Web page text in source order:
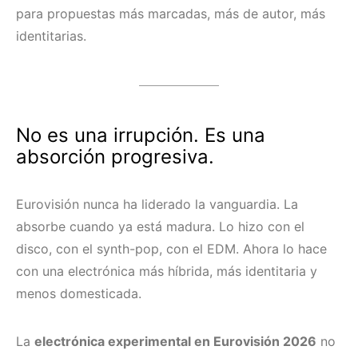
para propuestas más marcadas, más de autor, más
identitarias.
No es una irrupción. Es una
absorción progresiva.
Eurovisión nunca ha liderado la vanguardia. La
absorbe cuando ya está madura. Lo hizo con el
disco, con el synth-pop, con el EDM. Ahora lo hace
con una electrónica más híbrida, más identitaria y
menos domesticada.
La electrónica experimental en Eurovisión 2026 no